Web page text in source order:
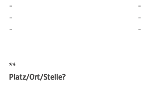
-                                                               -
-                                                               -
-                                                               -
**
Platz/Ort/Stelle?